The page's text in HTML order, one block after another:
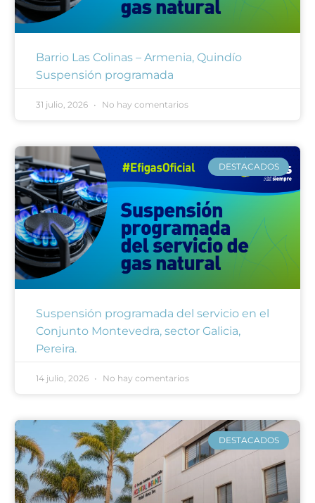
Barrio Las Colinas – Armenia, Quindío
Suspensión programada
31 julio, 2026 No hay comentarios
DESTACADOS
Suspensión programada del servicio en el
Conjunto Montevedra, sector Galicia,
Pereira.
14 julio, 2026 No hay comentarios
DESTACADOS